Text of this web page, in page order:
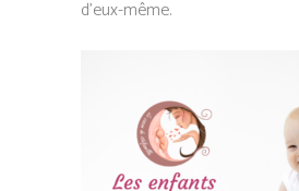
d’eux-même.